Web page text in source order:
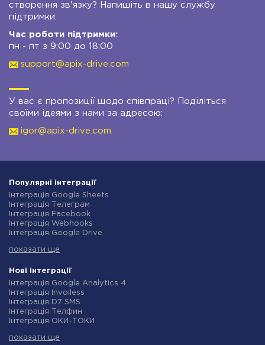
створення зв'язку? Напишіть в нашу службу
підтримки:
Час роботи підтримки:
пн - пт з 9:00 до 18:00
support@apix-drive.com
У вас є пропозиції щодо співпраці? Поділіться
своїми ідеями з нами за адресою:
igor@apix-drive.com
Популярні інтеграції
Інтеграція Google Sheets
Інтеграція Телеграм
Інтеграція Facebook
Інтеграція Webhooks
Інтеграція Google Drive
Інтеграція Gmail
Інтеграція Rozetka
Інтеграція OpenAI (ChatGPT)
Інтеграція Binotel
Інтеграція Prom
Інтеграція Приват24
Інтеграція OLX
Інтеграція SendPulse
показати ще
Нові інтеграції
Інтеграція Google Analytics 4
Інтеграція Invoiless
Інтеграція D7 SMS
Інтеграція Телфин
Інтеграція ОКИ-ТОКИ
Інтеграція Microsoft Dynamics 365
показати ще